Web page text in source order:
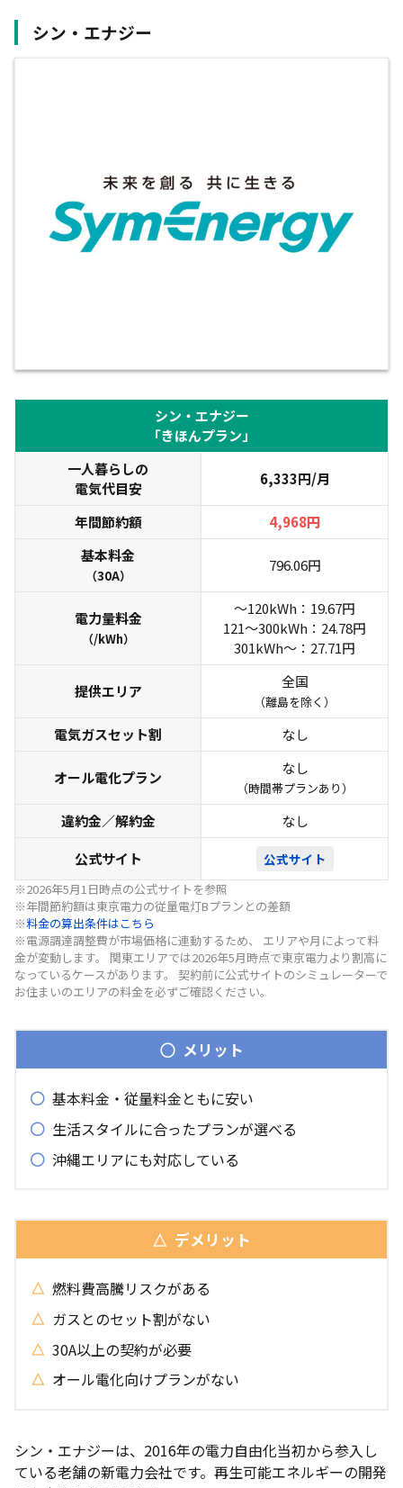
シン・エナジー
シン・エナジー
「きほんプラン」
一人暮らしの
電気代目安
6,333円/月
年間節約額 4,968円
基本料金
（30A）
796.06円
電力量料金
（/kWh）
～120kWh：19.67円
121～300kWh：24.78円
301kWh～：27.71円
提供エリア
全国
（離島を除く）
電気ガスセット割 なし
オール電化プラン
なし
（時間帯プランあり）
違約金／解約金
なし
公式サイト
公式サイト
※2026年5月1日時点の公式サイトを参照
※年間節約額は東京電力の従量電灯Bプランとの差額
※料金の算出条件はこちら
※電源調達調整費が市場価格に連動するため、 エリアや月によって料
金が変動します。 関東エリアでは2026年5月時点で東京電力より割高に
なっているケースがあります。 契約前に公式サイトのシミュレーターで
お住まいのエリアの料金を必ずご確認ください。
メリット
基本料金・従量料金ともに安い
生活スタイルに合ったプランが選べる
沖縄エリアにも対応している
デメリット
燃料費高騰リスクがある
ガスとのセット割がない
30A以上の契約が必要
オール電化向けプランがない
シン・エナジーは、2016年の電力自由化当初から参入し
ている老舗の新電力会社です。再生可能エネルギーの開発